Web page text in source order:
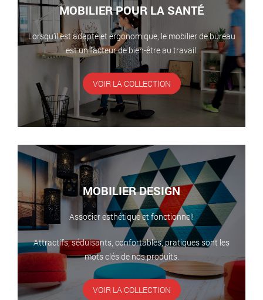
MOBILIER POUR LA SANTÉ
Lorsqu’il est adapté et ergonomique, le mobilier de bureau
est un facteur de bien-être au travail.
VOIR LA COLLECTION
MOBILIER DESIGN
Associer esthétique et fonctionnel!
Attractifs, séduisants, confortables, pratiques sont les
mots clés de nos produits.
VOIR LA COLLECTION